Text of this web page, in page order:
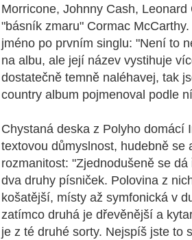
Morricone, Johnny Cash, Leonard
"básník zmaru" Cormac
jméno po prvním singlu: "Není to
na albu, ale její název vystihuje
dostatečně temně naléhavej, tak
country album pojmenoval podle
Chystaná deska z Polyho domácí
textovou důmyslnost, hudebně se
rozmanitost: "Zjednodušeně se
dva druhy písniček. Polovina z
košatější, místy až symfonická v
zatímco druhá je dřevěnější a
je z té druhé sorty. Nejspíš jste to